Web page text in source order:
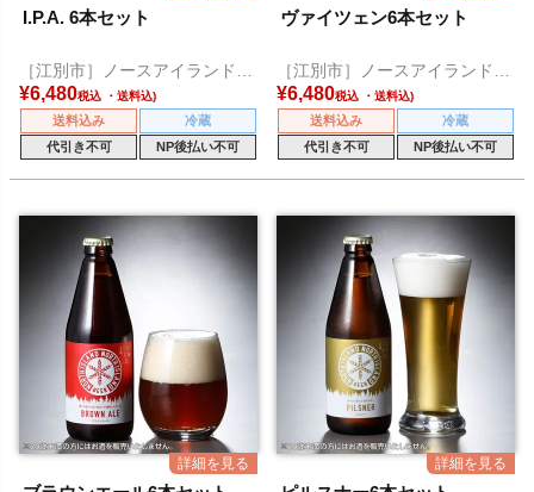
I.P.A. 6本セット
［江別市］ノースアイランドビ
ール
¥6,480税込
送料込み
冷蔵
代引き不可
NP後払い不可
ヴァイツェン6本セット
［江別市］ノースアイランドビ
ール
¥6,480税込
送料込み
冷蔵
代引き不可
NP後払い不可